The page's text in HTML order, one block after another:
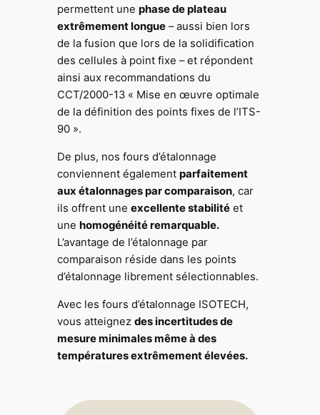
permettent une phase de plateau
extrêmement longue– aussi bien lors
de la fusion que lors de la solidification
des cellules à point fixe – et répondent
ainsi aux recommandations du
CCT/2000-13 « Mise en œuvre optimale
de la définition des points fixes de l’ITS-
90 ».
De plus, nos fours d’étalonnage
conviennent également parfaitement
aux étalonnages par comparaison, car
ils offrent une excellente stabilitéet
une homogénéité remarquable.
L’avantage de l’étalonnage par
comparaison réside dans les points
d’étalonnage librement sélectionnables.
Avec les fours d’étalonnage ISOTECH,
vous atteignez des incertitudes de
mesure minimales même à des
températures extrêmement élevées.